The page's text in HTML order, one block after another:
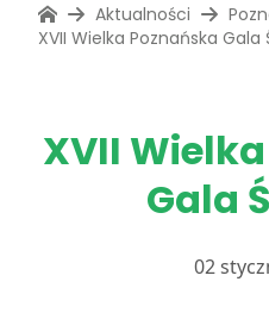
Aktualności
XVII Wielka Poznańska Gala
XVII
Gala
02